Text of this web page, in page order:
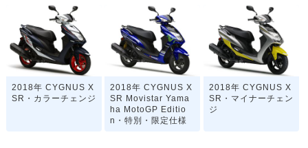
2018年 CYGNUS X
SR・カラーチェンジ
2018年 CYGNUS X
SR Movistar Yama
ha MotoGP Editio
n・特別・限定仕様
2018年 CYGNUS X
SR・マイナーチェン
ジ